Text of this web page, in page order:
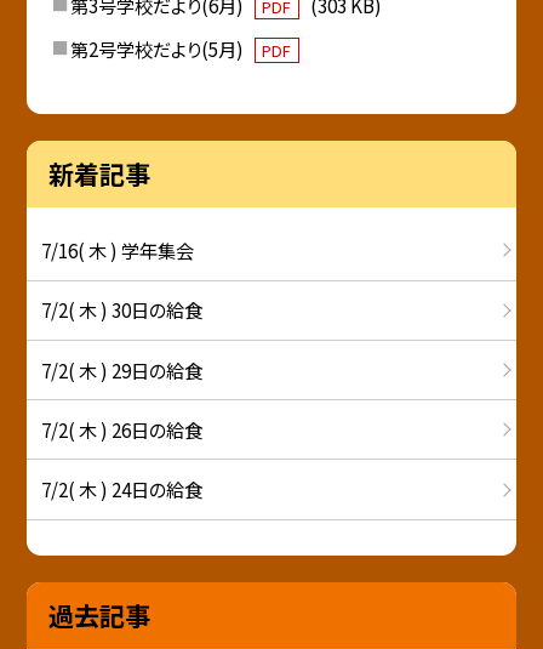
PDF
第2号学校だより(5月)
PDF
新着記事
7/16( 木 ) 学年集会
7/2( 木 ) 30日の給食
7/2( 木 ) 29日の給食
7/2( 木 ) 26日の給食
7/2( 木 ) 24日の給食
過去記事